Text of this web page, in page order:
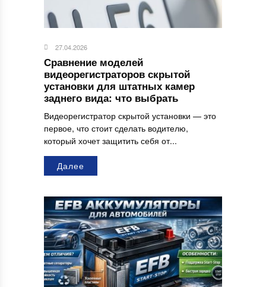
27.04.2026
Сравнение моделей
видеорегистраторов скрытой
установки для штатных камер
заднего вида: что выбрать
Видеорегистратор скрытой установки — это
первое, что стоит сделать водителю,
который хочет защитить себя от...
Далее